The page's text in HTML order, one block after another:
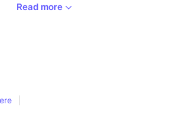
de mémoire l'ayant connu
Read more